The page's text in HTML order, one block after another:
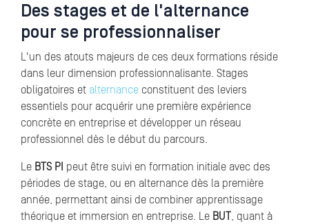
Des stages et de l'alternance
pour se professionnaliser
L'un des atouts majeurs de ces deux formations réside
dans leur dimension professionnalisante. Stages
obligatoires et alternance constituent des leviers
essentiels pour acquérir une première expérience
concrète en entreprise et développer un réseau
professionnel dès le début du parcours.
Le BTS PI peut être suivi en formation initiale avec des
périodes de stage, ou en alternance dès la première
année, permettant ainsi de combiner apprentissage
théorique et immersion en entreprise. Le BUT, quant à